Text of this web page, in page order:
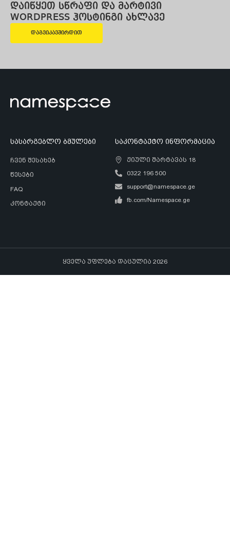
დაიწყეთ სწრაფი და მარტივი
WORDPRESS ჰოსტინგი ახლავე
დაგვიკავშირდით
სასარგებლო ბმულები
ჩვენ შესახებ
წესები
FAQ
კონტაქტი
საკონტაქტო ინფორმაცია
ჟიული შარტავას 18
0322 196 500
support@namespace.ge
fb.com/Namespace.ge
ყველა უფლება დაცულია 2026